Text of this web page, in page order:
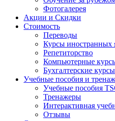
Фотогалерея
Акции и Скидки
Стоимость
Переводы
Курсы иностранных
Репетиторство
Компьютерные
Бухгалтерские курсы
Учебные пособия и
Учебные пособия
Тренажеры
Интерактивная
Отзывы